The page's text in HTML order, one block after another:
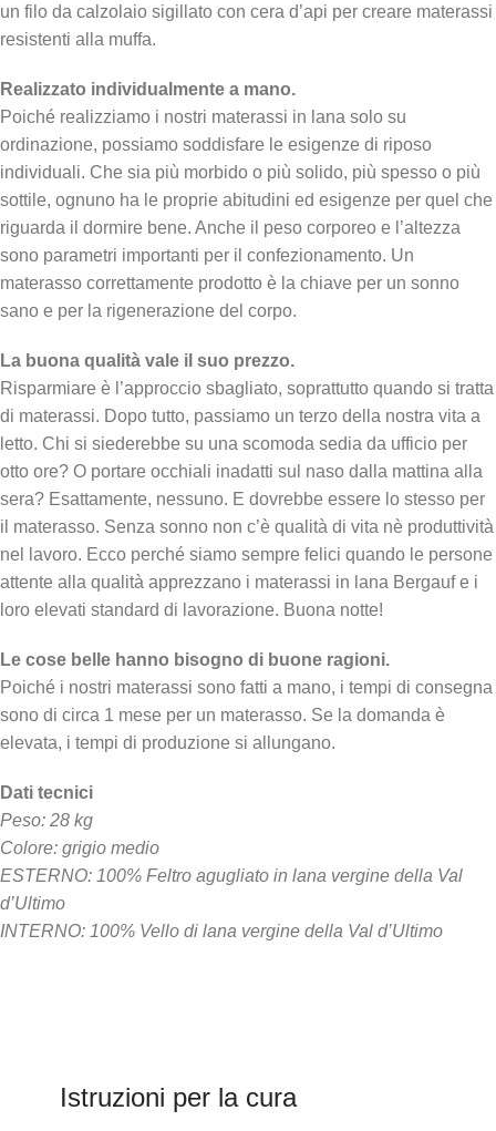
un filo da calzolaio sigillato con cera d’api per creare materassi
resistenti alla muffa.
Realizzato individualmente a mano.
Poiché realizziamo i nostri materassi in lana solo su
ordinazione, possiamo soddisfare le esigenze di riposo
individuali. Che sia più morbido o più solido, più spesso o più
sottile, ognuno ha le proprie abitudini ed esigenze per quel che
riguarda il dormire bene. Anche il peso corporeo e l’altezza
sono parametri importanti per il confezionamento. Un
materasso correttamente prodotto è la chiave per un sonno
sano e per la rigenerazione del corpo.
La buona qualità vale il suo prezzo.
Risparmiare è l’approccio sbagliato, soprattutto quando si tratta
di materassi. Dopo tutto, passiamo un terzo della nostra vita a
letto. Chi si siederebbe su una scomoda sedia da ufficio per
otto ore? O portare occhiali inadatti sul naso dalla mattina alla
sera? Esattamente, nessuno. E dovrebbe essere lo stesso per
il materasso. Senza sonno non c’è qualità di vita nè produttività
nel lavoro. Ecco perché siamo sempre felici quando le persone
attente alla qualità apprezzano i materassi in lana Bergauf e i
loro elevati standard di lavorazione. Buona notte!
Le cose belle hanno bisogno di buone ragioni.
Poiché i nostri materassi sono fatti a mano, i tempi di consegna
sono di circa 1 mese per un materasso. Se la domanda è
elevata, i tempi di produzione si allungano.
Dati tecnici
Peso: 28 kg
Colore: grigio medio
ESTERNO: 100% Feltro agugliato in lana vergine della Val
d’Ultimo
INTERNO: 100% Vello di lana vergine della Val d’Ultimo
Istruzioni per la cura